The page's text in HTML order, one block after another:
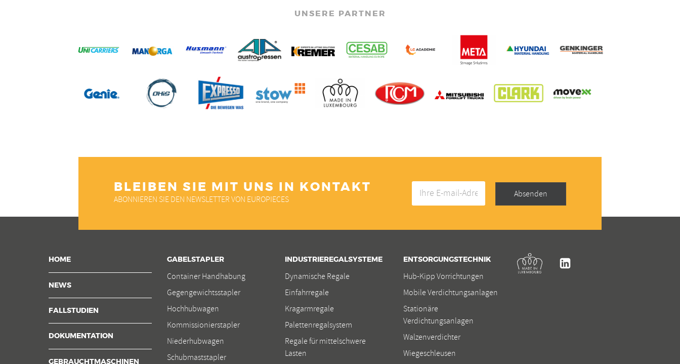
UNSERE PARTNER
BLEIBEN SIE MIT UNS IN KONTAKT
ABONNIEREN SIE DEN NEWSLETTER VON EUROPIECES
Absenden
HOME
NEWS
FALLSTUDIEN
DOKUMENTATION
GEBRAUCHTMASCHINEN
GABELSTAPLER
Container Handhabung
Gegengewichtsstapler
Hochhubwagen
Kommissionierstapler
Niederhubwagen
Schubmaststapler
INDUSTRIEREGALSYSTEME
Dynamische Regale
Einfahrregale
Kragarmregale
Palettenregalsystem
Regale für mittelschwere
Lasten
ENTSORGUNGSTECHNIK
Hub-Kipp Vorrichtungen
Mobile Verdichtungsanlagen
Stationäre
Verdichtungsanlagen
Walzenverdichter
Wiegeschleusen